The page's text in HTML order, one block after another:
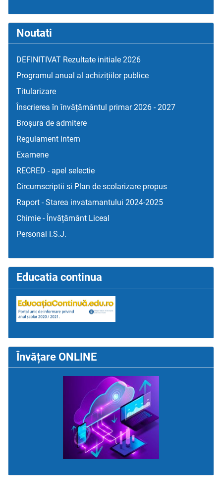
Noutati
DEFINITIVAT Rezultate initiale 2026
Programul anual al achizițiilor publice
Titularizare
Înscrierea în învățământul primar 2026 - 2027
Broșura de admitere
Regulament intern
Examene
RECRED - apel selectie
Circumscriptii si Plan de scolarizare propus
Raport - Starea invatamantului 2024-2025
Chimie - Învățământ Liceal
Personal I.S.J.
Educatia continua
Învățare ONLINE